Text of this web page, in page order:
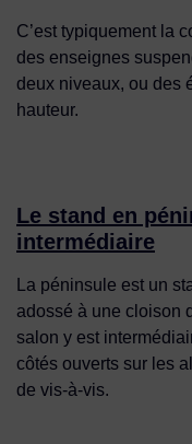
C’est typiquement la
des enseignes
deux niveaux, ou des
hauteur.
Le stand en
intermédiaire
La péninsule est un
adossé à une cloison
salon y est
côtés ouverts sur les
de vis-à-vis.